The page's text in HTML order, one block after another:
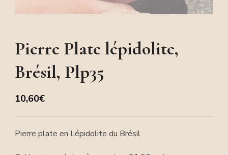
Pierre Plate lépidolite,
Brésil, Plp35
10,60€
Pierre plate en Lépidolite du Brésil